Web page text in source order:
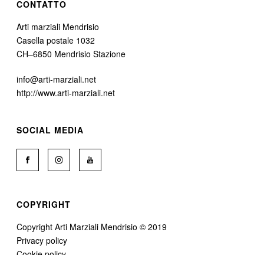
CONTATTO
Arti marziali Mendrisio
Casella postale 1032
CH–6850 Mendrisio Stazione
info@arti-marziali.net
http://www.arti-marziali.net
SOCIAL MEDIA
COPYRIGHT
Copyright Arti Marziali Mendrisio © 2019
Privacy policy